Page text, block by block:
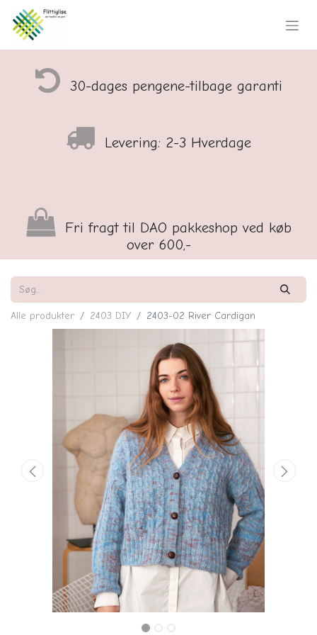
30-dages pengene-tilbage garanti
Levering: 2-3 Hverdage
Fri fragt til DAO pakkeshop ved køb
over 600,-
Alle produkter 2403 DIY 2403-02 River Cardigan